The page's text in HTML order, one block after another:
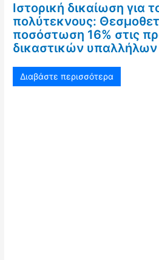
Ιστορική δικαίωση για
πολύτεκνους:
ποσόστωση 16% στις
δικαστικών υπαλλήλων
Διαβάστε περισσότερα